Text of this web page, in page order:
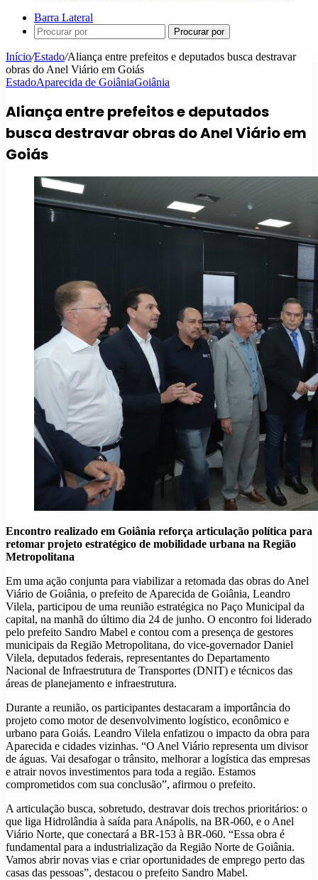
Barra Lateral
Procurar por
Início/Estado/Aliança entre prefeitos e deputados busca destravar
obras do Anel Viário em Goiás
EstadoAparecida de GoiâniaGoiânia
Aliança entre prefeitos e deputados
busca destravar obras do Anel Viário em
Goiás
Encontro realizado em Goiânia reforça articulação política para
retomar projeto estratégico de mobilidade urbana na Região
Metropolitana
Em uma ação conjunta para viabilizar a retomada das obras do Anel
Viário de Goiânia, o prefeito de Aparecida de Goiânia, Leandro
Vilela, participou de uma reunião estratégica no Paço Municipal da
capital, na manhã do último dia 24 de junho. O encontro foi liderado
pelo prefeito Sandro Mabel e contou com a presença de gestores
municipais da Região Metropolitana, do vice-governador Daniel
Vilela, deputados federais, representantes do Departamento
Nacional de Infraestrutura de Transportes (DNIT) e técnicos das
áreas de planejamento e infraestrutura.
Durante a reunião, os participantes destacaram a importância do
projeto como motor de desenvolvimento logístico, econômico e
urbano para Goiás. Leandro Vilela enfatizou o impacto da obra para
Aparecida e cidades vizinhas. “O Anel Viário representa um divisor
de águas. Vai desafogar o trânsito, melhorar a logística das empresas
e atrair novos investimentos para toda a região. Estamos
comprometidos com sua conclusão”, afirmou o prefeito.
A articulação busca, sobretudo, destravar dois trechos prioritários: o
que liga Hidrolândia à saída para Anápolis, na BR-060, e o Anel
Viário Norte, que conectará a BR-153 à BR-060. “Essa obra é
fundamental para a industrialização da Região Norte de Goiânia.
Vamos abrir novas vias e criar oportunidades de emprego perto das
casas das pessoas”, destacou o prefeito Sandro Mabel.